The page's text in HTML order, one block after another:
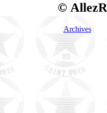
©
Archives